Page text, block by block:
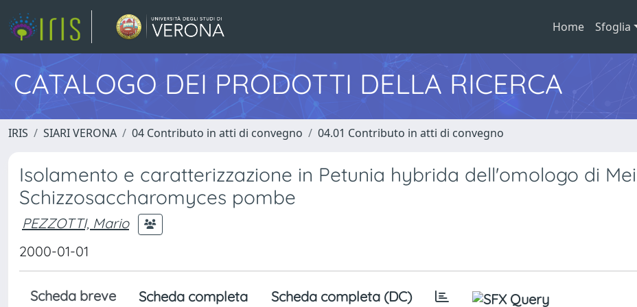
Home Sfoglia
CATALOGO DEI PRODOTTI DELLA RICERCA
IRIS SIARI VERONA 04 Contributo in atti di convegno 04.01 Contributo in atti di convegno
Isolamento e caratterizzazione in Petunia hybrida dell'omologo di
Schizzosaccharomyces pombe
PEZZOTTI, Mario
2000-01-01
Scheda breve Scheda completa Scheda completa (DC)